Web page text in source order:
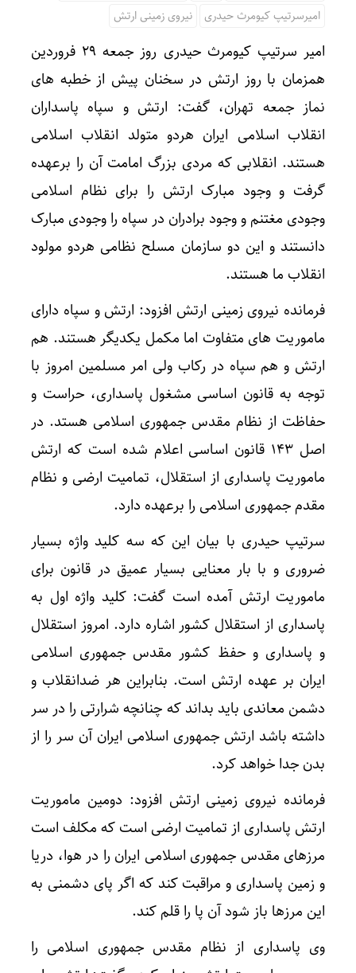
امیرسرتیپ کیومرث حیدری
نیروی زمینی ارتش
امیر سرتیپ کیومرث حیدری روز جمعه ۲۹ فروردین
همزمان با روز ارتش در سخنان پیش از خطبه های
نماز جمعه تهران، گفت: ارتش و سپاه پاسداران
انقلاب اسلامی ایران هردو متولد انقلاب اسلامی
هستند. انقلابی که مردی بزرگ امامت آن را برعهده
گرفت و وجود مبارک ارتش را برای نظام اسلامی
وجودی مغتنم و وجود برادران در سپاه را وجودی مبارک
دانستند و این دو سازمان مسلح نظامی هردو مولود
انقلاب ما هستند.
فرمانده نیروی زمینی ارتش افزود: ارتش و سپاه دارای
ماموریت های متفاوت اما مکمل یکدیگر هستند. هم
ارتش و هم سپاه در رکاب ولی امر مسلمین امروز با
توجه به قانون اساسی مشغول پاسداری، حراست و
حفاظت از نظام مقدس جمهوری اسلامی هستد. در
اصل ۱۴۳ قانون اساسی اعلام شده است که ارتش
ماموریت پاسداری از استقلال، تمامیت ارضی و نظام
مقدم جمهوری اسلامی را برعهده دارد.
سرتیپ حیدری با بیان این که سه کلید واژه بسیار
ضروری و با بار معنایی بسیار عمیق در قانون برای
ماموریت ارتش آمده است گفت: کلید واژه اول به
پاسداری از استقلال کشور اشاره دارد. امروز استقلال
و پاسداری و حفظ کشور مقدس جمهوری اسلامی
ایران بر عهده ارتش است. بنابراین هر ضدانقلاب و
دشمن معاندی باید بداند که چنانچه شرارتی را در سر
داشته باشد ارتش جمهوری اسلامی ایران آن سر را از
بدن جدا خواهد کرد.
فرمانده نیروی زمینی ارتش افزود: دومین ماموریت
ارتش پاسداری از تمامیت ارضی است که مکلف است
مرزهای مقدس جمهوری اسلامی ایران را در هوا، دریا
و زمین پاسداری و مراقبت کند که اگر پای دشمنی به
این مرزها باز شود آن پا را قلم کند.
وی پاسداری از نظام مقدس جمهوری اسلامی را